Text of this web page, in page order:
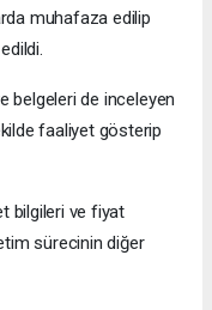
muhafaza edilip
belgeleri de inceleyen
faaliyet gösterip
bilgileri ve fiyat
sürecinin diğer